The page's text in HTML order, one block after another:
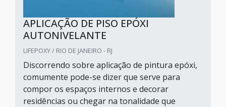
APLICAÇÃO DE PISO EPÓXI
AUTONIVELANTE
LIFEPOXY / RIO DE JANEIRO - RJ
Discorrendo sobre aplicação de pintura epóxi,
comumente pode-se dizer que serve para
compor os espaços internos e decorar
residências ou chegar na tonalidade que